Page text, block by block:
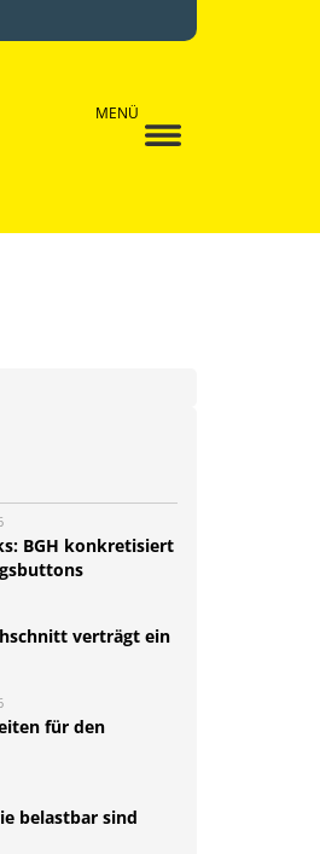
MENÜ
BGH konkretisiert
verträgt ein
für den
belastbar sind